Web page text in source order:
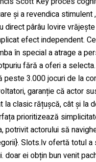
Filling Machinery
Machinery
Making Machinery
Filling Machinery
și a revendica stimulent
direct pârâu lovire
efect independent.
în special a atrage a
fără a oferi a
peste 3.000 jocuri de la
garanție că actor
la clasic rățușcă, cât și la
prioritizează
potrivit actorului să
Slots.lv ofertă totul a
doar ei obțin bun venit